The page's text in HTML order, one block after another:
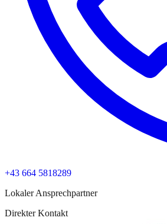
+43 664 5818289
Lokaler Ansprechpartner
Direkter Kontakt